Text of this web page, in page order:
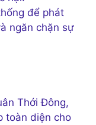
để phát
ngăn chặn sự
Thới Đông,
toàn diện cho